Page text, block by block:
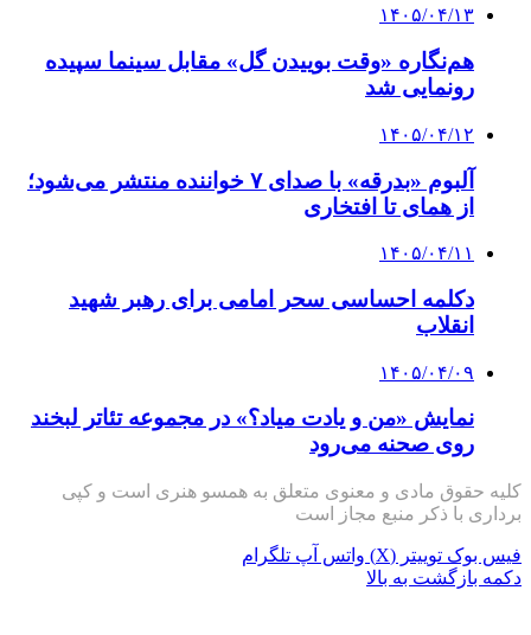
۱۴۰۵/۰۴/۱۳
هم‌نگاره «وقت بوییدن گل» مقابل سینما سپیده
رونمایی شد
۱۴۰۵/۰۴/۱۲
آلبوم «بدرقه» با صدای ۷ خواننده منتشر می‌شود؛
از همای تا افتخاری
۱۴۰۵/۰۴/۱۱
دکلمه‌ احساسی سحر امامی برای رهبر شهید
انقلاب
۱۴۰۵/۰۴/۰۹
نمایش «من و یادت میاد؟» در مجموعه تئاتر لبخند
روی صحنه می‌رود
کلیه حقوق مادی و معنوی متعلق به همسو هنری است و کپی
برداری با ذکر منبع مجاز است
فیس بوک توییتر (X) واتس آپ تلگرام
دکمه بازگشت به بالا